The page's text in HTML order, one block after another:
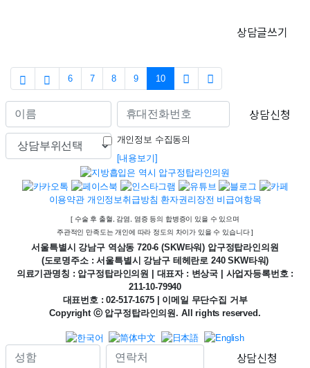
상담글쓰기
6 7 8 9 10
개인정보 수집동의
[내용보기]
상담신청
이용약관 개인정보취급방침 환자권리장전 비급여항목
[ 수술 후 출혈, 감염, 염증 등의 합병증이 있을 수 있으며
주관적인 만족도는 개인에 따라 정도의 차이가 있을 수 있습니다 ]
서울특별시 강남구 역삼동 720-6 (SKW타워) 압구정탑라인의원
(도로명주소 : 서울특별시 강남구 테헤란로 240 SKW타워)
의료기관명칭 : 압구정탑라인의원 | 대표자 : 변상국 | 사업자등록번호 :
211-10-79940
대표번호 : 02-517-1675 | 이메일 무단수집 거부
Copyright ⓒ 압구정탑라인의원. All rights reserved.
상담신청